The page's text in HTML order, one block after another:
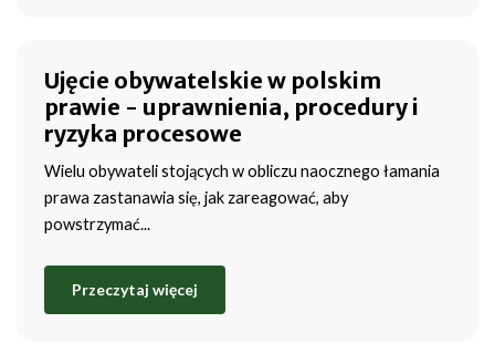
Ujęcie obywatelskie w polskim
prawie - uprawnienia, procedury i
ryzyka procesowe
Wielu obywateli stojących w obliczu naocznego łamania
prawa zastanawia się, jak zareagować, aby
powstrzymać...
Przeczytaj więcej